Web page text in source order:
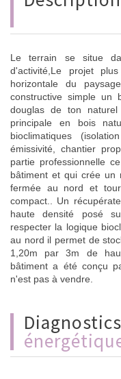
Le terrain se situe
d'activité,Le projet
horizontale du
constructive simple un
douglas de ton
principale en bois
bioclimatiques
émissivité, chantier
partie professionnelle
bâtiment et qui crée un
fermée au nord et
compact.. Un
haute densité posé
respecter la logique
au nord il permet de
1,20m par 3m de
bâtiment a été conçu
n'est pas à vendre.